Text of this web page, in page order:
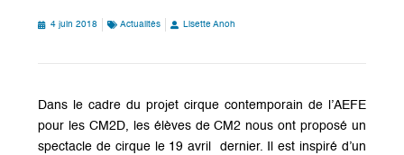
4 juin 2018 Actualités Lisette Anoh
Dans le cadre du projet cirque contemporain de l’AEFE
pour les CM2D, les élèves de CM2 nous ont proposé un
spectacle de cirque le 19 avril dernier. Il est inspiré d’un